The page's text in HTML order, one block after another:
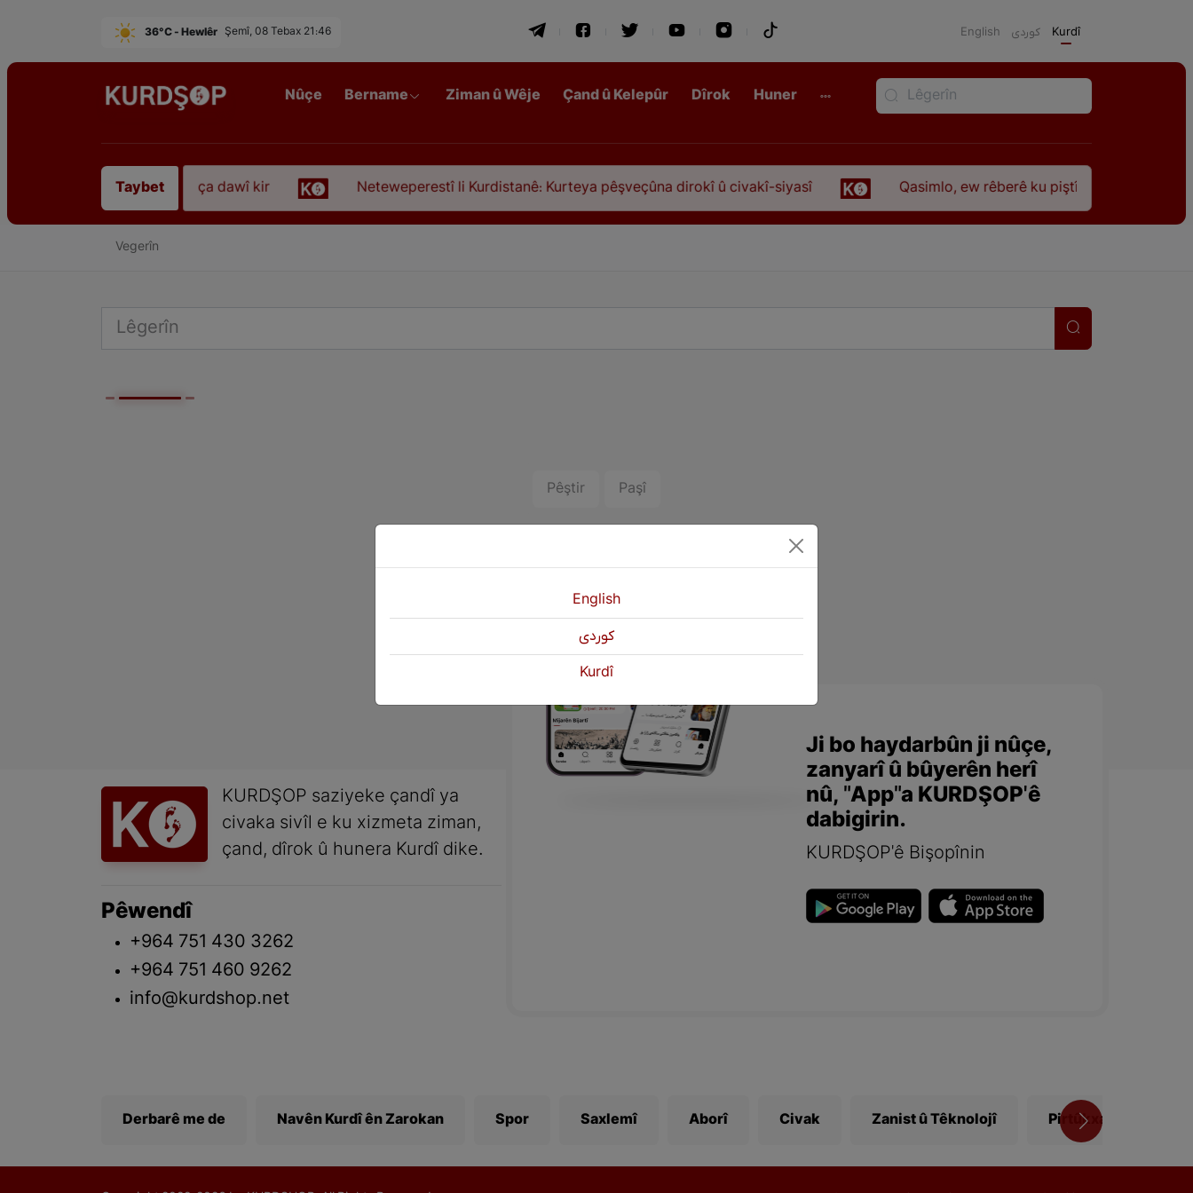
36°C - Hewlêr Şemî, 08 Tebax 21:46 English كوردی Kurdî
Nûçe Bername Ziman û Wêje Çand û Kelepûr Dîrok Huner
Taybet
“Qadirê Sofyanî” koça dawî kir Neteweperestî li Kurdistanê: Kurteya pêşveçûna dirokî û civakî-siyasî Qasimlo, ew rêberê ku piştî 35 sal ji
Vegerîn
Pêştir Paşî
KURDŞOP saziyeke çandî ya
civaka sivîl e ku xizmeta ziman,
çand, dîrok û hunera Kurdî dike.
Pêwendî
+964 751 430 3262
+964 751 460 9262
info@kurdshop.net
Ji bo haydarbûn ji nûçe,
zanyarî û bûyerên herî
nû, "App"a KURDŞOP'ê
dabigirin.
KURDŞOP'ê Bişopînin
Derbarê me de Navên Kurdî ên Zarokan Spor Saxlemî Aborî Civak Zanist û Têknolojî Pirtûkxane
English
كوردی
Kurdî